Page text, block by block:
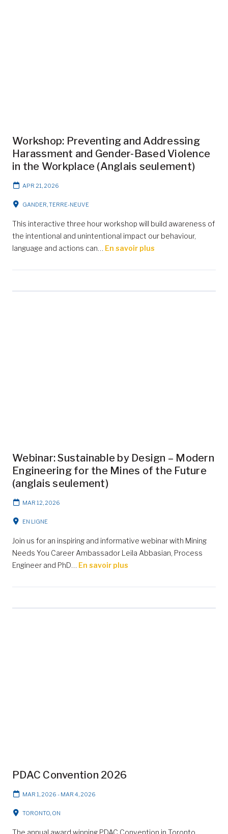
Workshop: Preventing and Addressing
Harassment and Gender-Based Violence
in the Workplace (Anglais seulement)
APR 21, 2026
GANDER, TERRE-NEUVE
This interactive three hour workshop will build awareness of
the intentional and unintentional impact our behaviour,
language and actions can… En savoir plus
Webinar: Sustainable by Design – Modern
Engineering for the Mines of the Future
(anglais seulement)
MAR 12, 2026
EN LIGNE
Join us for an inspiring and informative webinar with Mining
Needs You Career Ambassador Leila Abbasian, Process
Engineer and PhD… En savoir plus
PDAC Convention 2026
MAR 1, 2026 - MAR 4, 2026
TORONTO, ON
The annual award winning PDAC Convention in Toronto,